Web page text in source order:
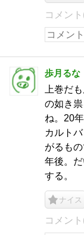
コメン
歩月るな
上巻だ
の如き
ね。20
カルト
がるも
年後。
する。
ナイス
コメン